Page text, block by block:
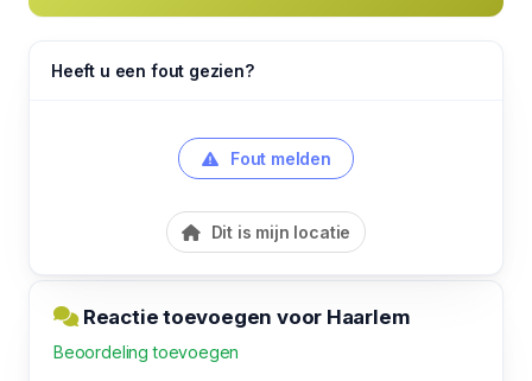
Heeft u een fout gezien?
Fout melden
Dit is mijn locatie
Reactie toevoegen voor Haarlem
Beoordeling toevoegen